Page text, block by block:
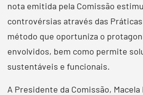
nota emitida pela Comissão
controvérsias através das
método que oportuniza o
envolvidos, bem como permite
sustentáveis e funcionais.
A Presidente da Comissão, Macela